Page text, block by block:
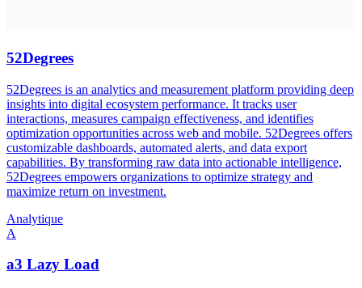
52Degrees
52Degrees is an analytics and measurement platform providing deep
insights into digital ecosystem performance. It tracks user
interactions, measures campaign effectiveness, and identifies
optimization opportunities across web and mobile. 52Degrees offers
customizable dashboards, automated alerts, and data export
capabilities. By transforming raw data into actionable intelligence,
52Degrees empowers organizations to optimize strategy and
maximize return on investment.
Analytique
A
a3 Lazy Load